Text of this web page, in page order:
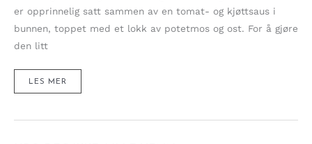
er opprinnelig satt sammen av en tomat- og kjøttsaus i
bunnen, toppet med et lokk av potetmos og ost. For å gjøre
den litt
LETTERE
´S
LES MER